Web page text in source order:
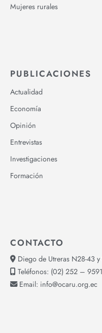
Mujeres rurales
PUBLICACIONES
Actualidad
Economía
Opinión
Entrevistas
Investigaciones
Formación
CONTACTO
Diego de Utreras N28-43
Teléfonos: (02) 252 – 9591
Email: info@ocaru.org.ec